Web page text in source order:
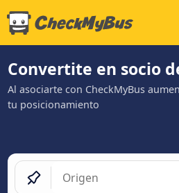
Convertite en socio
Al asociarte con CheckMyBus
tu posicionamiento